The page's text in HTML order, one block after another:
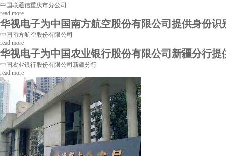
中国联通信重庆市分公司
read more
华视电子为中国南方航空股份有限公司提供身份识
中国南方航空股份有限公司
read more
华视电子为中国农业银行股份有限公司新疆分行提
中国农业银行股份有限公司新疆分行
read more